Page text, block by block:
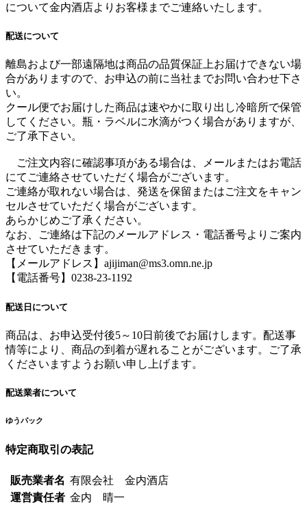
について金内酒店よりお客様までご連絡いたします。
配送について
離島および一部遠隔地は商品の品質保証上お届けできない場
合がありますので、お申込の前に当社までお問い合わせ下さ
い。
クール便でお届けした商品は速やかに取り出し冷暗所で保管
してください。瓶・ラベルに水滴がつく場合がありますが、
ご了承下さい。
ご注文内容に確認事項がある場合は、メールまたはお電話
にてご連絡させていただく場合がございます。
ご連絡が取れない場合は、発送を保留またはご注文をキャン
セルさせていただく場合がございます。
あらかじめご了承ください。
なお、ご連絡は下記のメールアドレス・電話番号よりご案内
させていただきます。
【メールアドレス】ajijiman@ms3.omn.ne.jp
【電話番号】0238-23-1192
配送日について
商品は、お申込受付後5～10日前後でお届けします。配送事
情等により、商品の到着が遅れることがございます。ご了承
くださいますようお願い申し上げます。
配送業者について
ゆうパック
特定商取引の表記
販売業者名 有限会社 金内酒店
運営責任者 金内 晴一